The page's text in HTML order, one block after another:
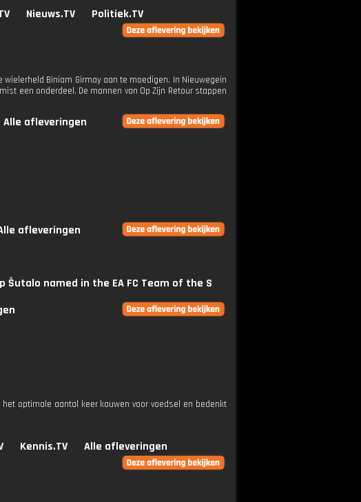
Nieuws.TV
Politiek.TV
Biniam Girmay aan te moedigen. In Nieuwegein
een onderdeel. De mannen van Op Zijn Retour stappen
Alle afleveringen
afleveringen
Šutalo named in the EA FC Team of the S
optimale aantal keer kauwen voor voedsel en bedenkt
Kennis.TV Alle afleveringen